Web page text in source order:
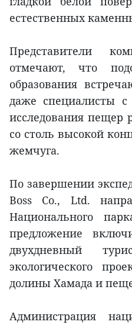
естественных
Представители
отмечают, что
образования
даже специалисты
исследования пещер
со столь высокой
жемчуга.
По завершении
Boss Co., Ltd.
Национального
предложение
двухдневный
экологического
долины Хамада и
Администрация